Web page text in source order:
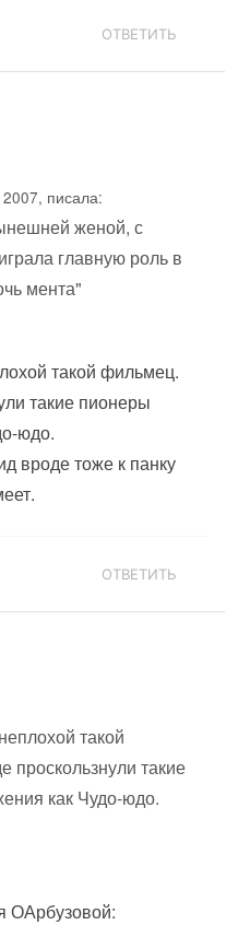
ОТВЕТИТЬ
писала:
женой, с
главную роль в
мента"
такой фильмец.
такие пионеры
юдо.
вроде тоже к панку
ОТВЕТИТЬ
такой
такие
как Чудо-юдо.
ОАрбузовой: